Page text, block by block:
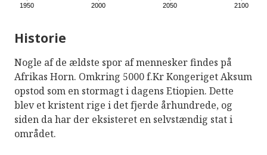
1950 2000 2050 2100
Historie
Nogle af de ældste spor af mennesker findes på
Afrikas Horn. Omkring 5000 f.Kr Kongeriget Aksum
opstod som en stormagt i dagens Etiopien. Dette
blev et kristent rige i det fjerde århundrede, og
siden da har der eksisteret en selvstændig stat i
området.